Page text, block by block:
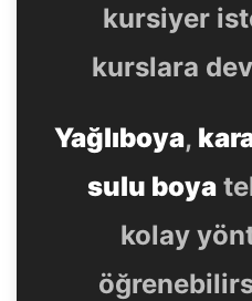
kursiyer
kurslara
Yağlıboya,
sulu boya
kolay